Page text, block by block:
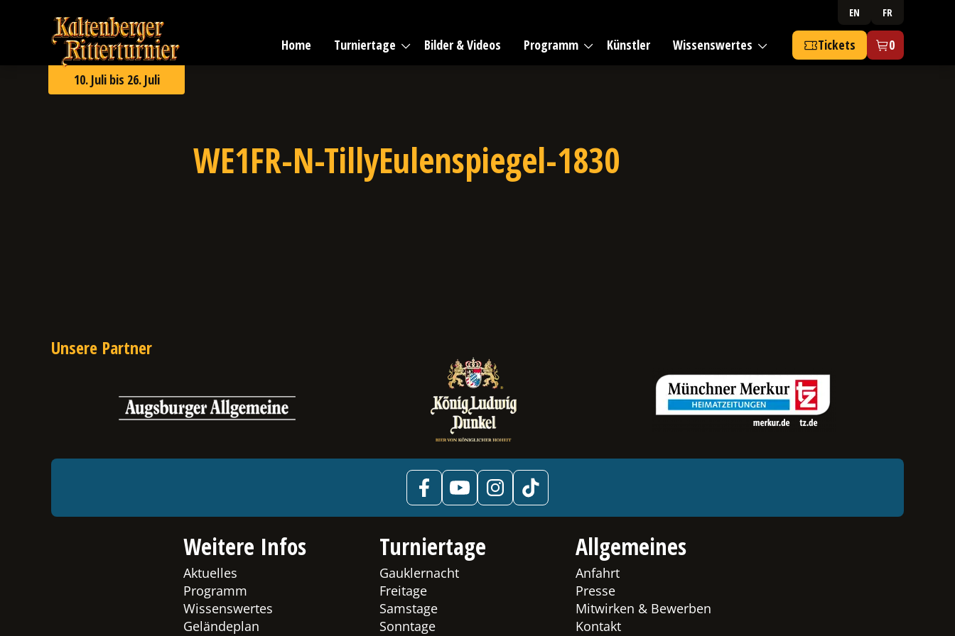
springen
Kaltenberger
Ritterturnier
2026
Home Turniertage Bilder & Videos Programm Künstler Wissenswertes
EN FR
Tickets 0
10. Juli bis 26. Juli
WE1FR-N-TillyEulenspiegel-1830
Unsere Partner
Weitere Infos
Aktuelles
Programm
Wissenswertes
Geländeplan
Turniertage
Gauklernacht
Freitage
Samstage
Sonntage
Allgemeines
Anfahrt
Presse
Mitwirken & Bewerben
Kontakt